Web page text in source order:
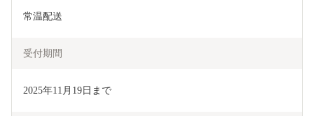
常温配送
受付期間
2025年11月19日まで